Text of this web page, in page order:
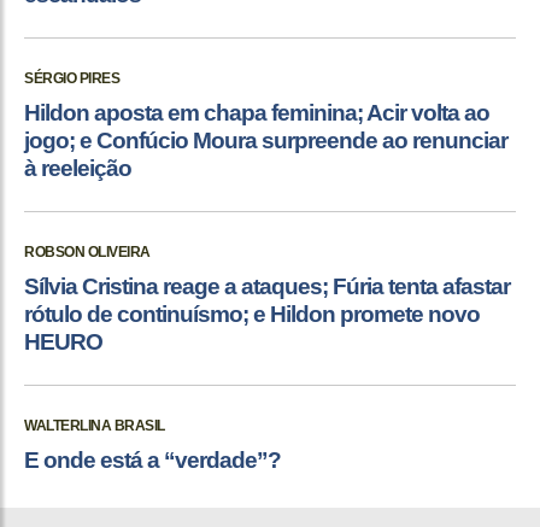
SÉRGIO PIRES
Hildon aposta em chapa feminina; Acir volta ao
jogo; e Confúcio Moura surpreende ao renunciar
à reeleição
ROBSON OLIVEIRA
Sílvia Cristina reage a ataques; Fúria tenta afastar
rótulo de continuísmo; e Hildon promete novo
HEURO
WALTERLINA BRASIL
E onde está a “verdade”?